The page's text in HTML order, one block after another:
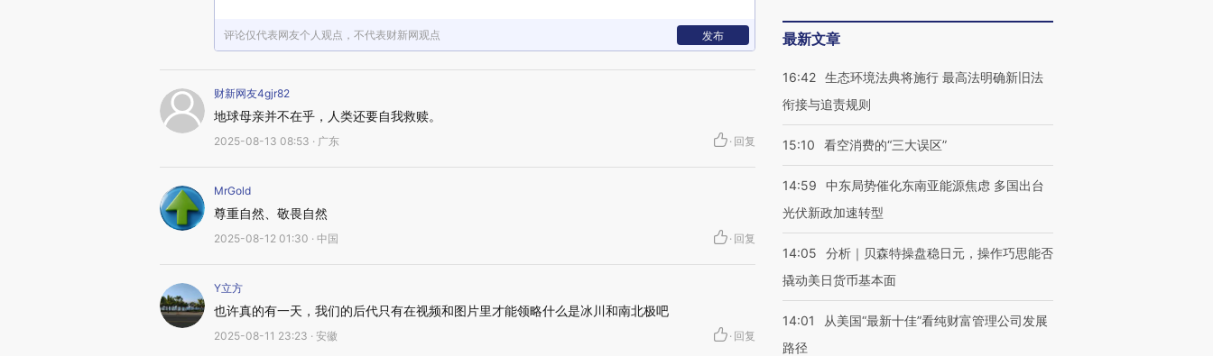
评论仅代表网友个人观点，不代表财新网观点 发布
财新网友4gjr82
地球母亲并不在乎，人类还要自我救赎。
2025-08-13 08:53 · 广东 · 回复
MrGold
尊重自然、敬畏自然
2025-08-12 01:30 · 中国 · 回复
Y立方
也许真的有一天，我们的后代只有在视频和图片里才能领略什么是冰川和南北极吧
2025-08-11 23:23 · 安徽 · 回复
最新文章
16:42 生态环境法典将施行 最高法明确新旧法
衔接与追责规则
15:10 看空消费的“三大误区”
14:59
中东局势催化东南亚能源焦虑 多国出台
光伏新政加速转型
14:05
分析｜贝森特操盘稳日元，操作巧思能否
撬动美日货币基本面
14:01
从美国“最新十佳”看纯财富管理公司发展
路径